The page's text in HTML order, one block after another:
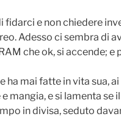
fidarci e non chiedere
Adesso ci sembra di
che ok, si accende; e
ha mai fatte in vita sua,
mangia, e si lamenta se
in divisa, seduto